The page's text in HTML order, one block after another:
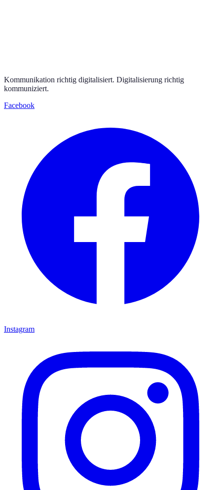
Kommunikation richtig digitalisiert. Digitalisierung richtig
kommuniziert.
Facebook
Instagram